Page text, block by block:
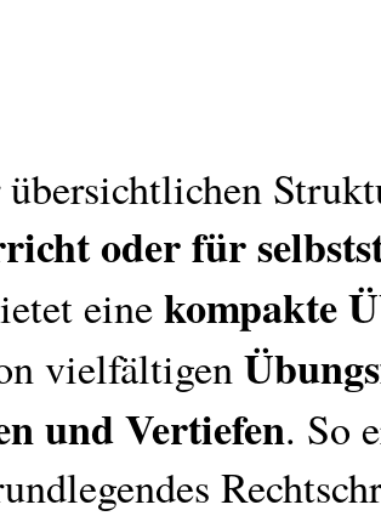
oder für
einekompakte
vielfältigen
und Vertiefen. So